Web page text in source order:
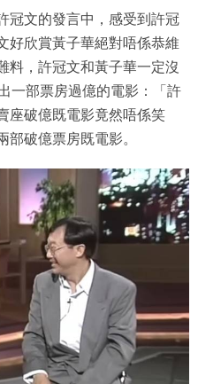
冠文的發言中，感受到許冠
好欣賞黃子華絕對唔係恭維
料，許冠文和黃子華一定沒
一部票房過億的電影：「許
座破億既電影竟然唔係笑
部破億票房既電影。